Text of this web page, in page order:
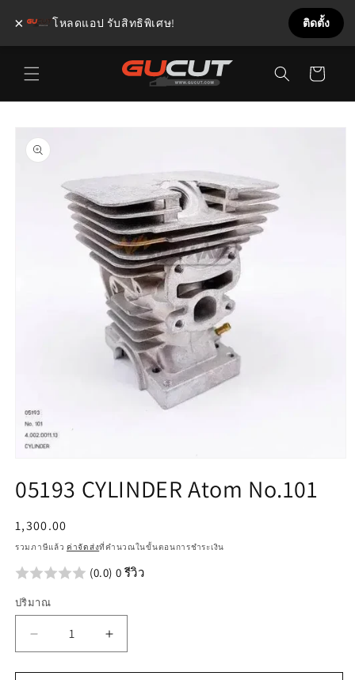
ข้ามไป
ยัง
เนื้อหา
สินค้า
ข้ามไป
ยังข้อมูล
สินค้า
สื่อ
1
โม
ดอล
05193 CYLINDER Atom No.101
ราคา
ปกติ
1,300.00
รวมภาษีแล้ว ค่าจัดส่งที่คำนวณในขั้นตอนการชำระเงิน
(0.0) 0 รีวิว
ปริมาณ
× โหลดแอป รับสิทธิพิเศษ! ติดตั้ง